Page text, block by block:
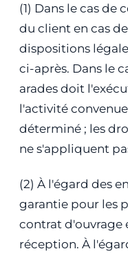
(1) Dans le cas de
du client en cas
dispositions
ci-après. Dans le
arades doit
l'activité
déterminé ; les
ne s'appliquent
(2) À l'égard des
garantie pour les
contrat d'ouvrage
réception. À